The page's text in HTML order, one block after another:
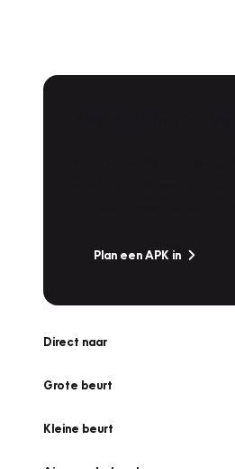
Plan een APK in
Direct naar
Grote beurt
Kleine beurt